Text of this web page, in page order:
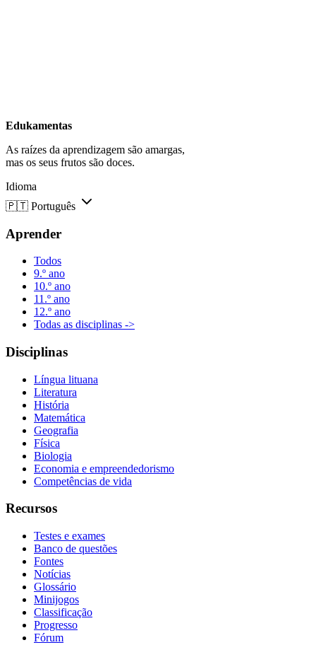
Edukamentas
As raízes da aprendizagem são amargas,
mas os seus frutos são doces.
Idioma
🇵🇹 Português
Aprender
Todos
9.º ano
10.º ano
11.º ano
12.º ano
Todas as disciplinas ->
Disciplinas
Língua lituana
Literatura
História
Matemática
Geografia
Física
Biologia
Economia e empreendedorismo
Competências de vida
Recursos
Testes e exames
Banco de questões
Fontes
Notícias
Glossário
Minijogos
Classificação
Progresso
Fórum